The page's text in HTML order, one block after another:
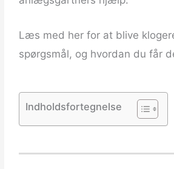
Læs med her for at blive
spørgsmål, og hvordan du får
Indholdsfortegnelse